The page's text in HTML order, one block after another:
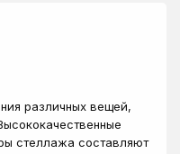
различных вещей,
стеллажа составляют